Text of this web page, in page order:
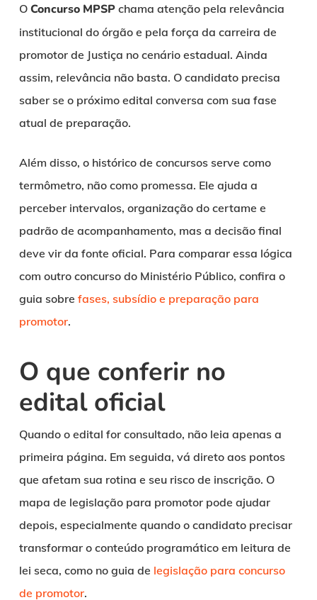
O Concurso MPSPchama atenção pela relevância
institucional do órgão e pela força da carreira de
promotor de Justiça no cenário estadual. Ainda
assim, relevância não basta. O candidato precisa
saber se o próximo edital conversa com sua fase
atual de preparação.
Além disso, o histórico de concursos serve como
termômetro, não como promessa. Ele ajuda a
perceber intervalos, organização do certame e
padrão de acompanhamento, mas a decisão final
deve vir da fonte oficial. Para comparar essa lógica
com outro concurso do Ministério Público, confira o
guia sobre fases, subsídio e preparação para
promotor.
O que conferir no
edital oficial
Quando o edital for consultado, não leia apenas a
primeira página. Em seguida, vá direto aos pontos
que afetam sua rotina e seu risco de inscrição. O
mapa de legislação para promotor pode ajudar
depois, especialmente quando o candidato precisar
transformar o conteúdo programático em leitura de
lei seca, como no guia de legislação para concurso
de promotor.